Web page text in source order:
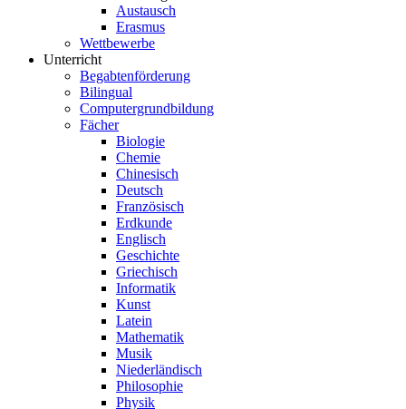
Austausch
Erasmus
Wettbewerbe
Unterricht
Begabtenförderung
Bilingual
Computergrundbildung
Fächer
Biologie
Chemie
Chinesisch
Deutsch
Französisch
Erdkunde
Englisch
Geschichte
Griechisch
Informatik
Kunst
Latein
Mathematik
Musik
Niederländisch
Philosophie
Physik